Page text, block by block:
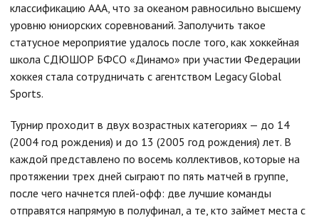
классификацию ААА, что за океаном равносильно высшему
уровню юниорских соревнований. Заполучить такое
статусное мероприятие удалось после того, как хоккейная
школа СДЮШОР БФСО «Динамо» при участии Федерации
хоккея стала сотрудничать с агентством Legacy Global
Sports.
Турнир проходит в двух возрастных категориях — до 14
(2004 год рождения) и до 13 (2005 год рождения) лет. В
каждой представлено по восемь коллективов, которые на
протяжении трех дней сыграют по пять матчей в группе,
после чего начнется плей-офф: две лучшие команды
отправятся напрямую в полуфинал, а те, кто займет места с